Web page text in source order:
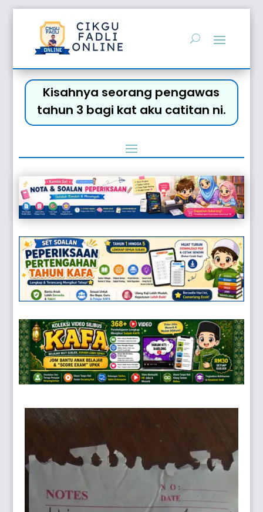
Kisahnya seorang pengawas
tahun 3 bagi kat aku catitan ni.